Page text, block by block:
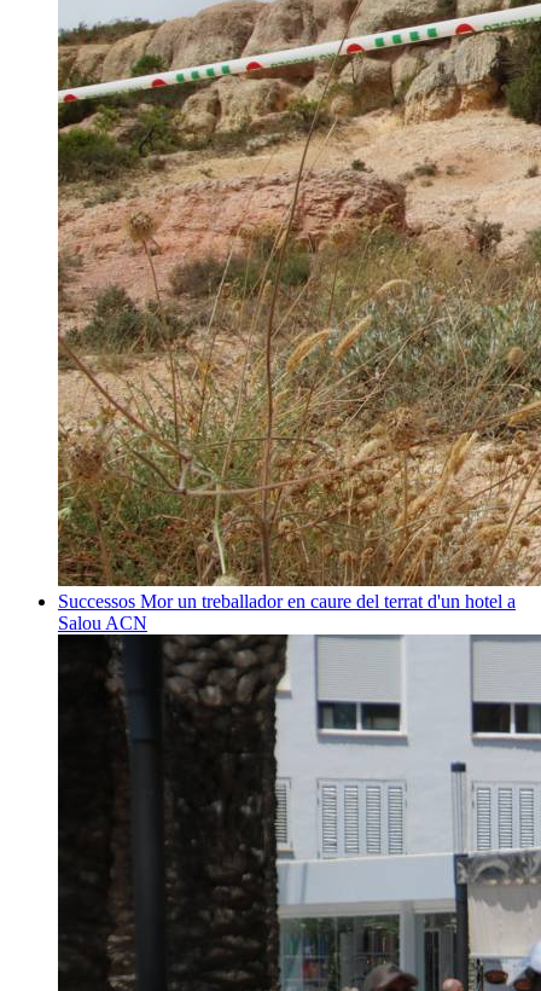
Successos Mor un treballador en caure del terrat d'un hotel a
Salou ACN